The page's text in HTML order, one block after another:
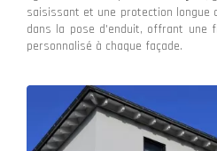
saisissant et une protection longue
dans la pose d'enduit, offrant une
personnalisé à chaque façade.